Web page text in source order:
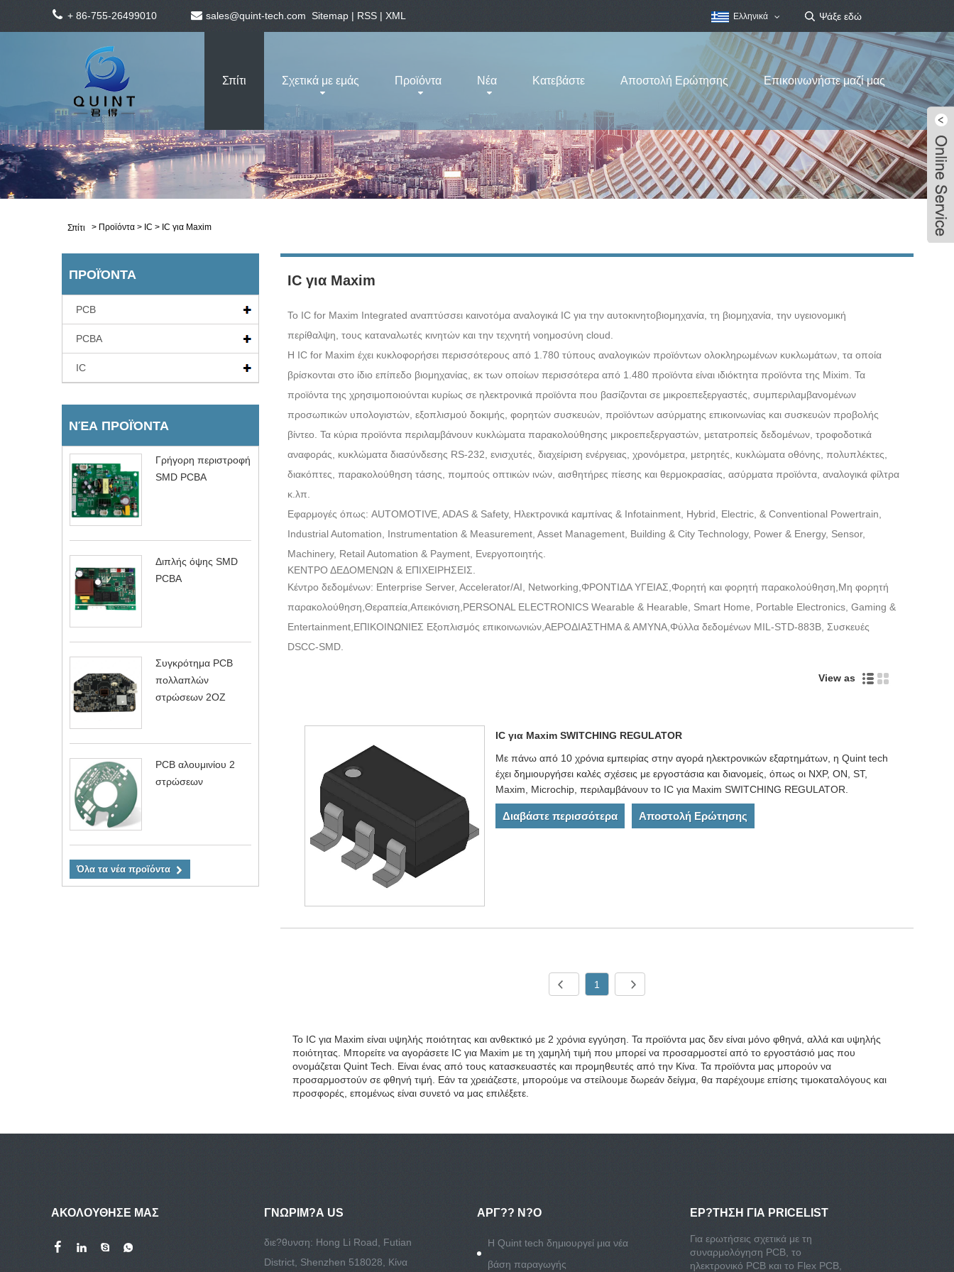
+ 86-755-26499010 sales@quint-tech.com Sitemap | RSS | XML Ελληνικά
Σπίτι Σχετικά με εμάς Προϊόντα Νέα Κατεβάστε Αποστολή Ερώτησης Επικοινωνήστε μαζί μας
Σπίτι > Προϊόντα > IC > IC για Maxim
ΠΡΟΪΌΝΤΑ
PCB
PCBA
IC
ΝΈΑ ΠΡΟΪΌΝΤΑ
Γρήγορη περιστροφή
SMD PCBA
Διπλής όψης SMD
PCBA
Συγκρότημα PCB
πολλαπλών
στρώσεων 2OZ
PCB αλουμινίου 2
στρώσεων
Όλα τα νέα προϊόντα
IC για Maxim
Το IC for Maxim Integrated αναπτύσσει καινοτόμα αναλογικά IC για την αυτοκινητοβιομηχανία, τη βιομηχανία, την υγειονομική
περίθαλψη, τους καταναλωτές κινητών και την τεχνητή νοημοσύνη cloud.
Η IC for Maxim έχει κυκλοφορήσει περισσότερους από 1.780 τύπους αναλογικών προϊόντων ολοκληρωμένων κυκλωμάτων, τα οποία
βρίσκονται στο ίδιο επίπεδο βιομηχανίας, εκ των οποίων περισσότερα από 1.480 προϊόντα είναι ιδιόκτητα προϊόντα της Mixim. Τα
προϊόντα της χρησιμοποιούνται κυρίως σε ηλεκτρονικά προϊόντα που βασίζονται σε μικροεπεξεργαστές, συμπεριλαμβανομένων
προσωπικών υπολογιστών, εξοπλισμού δοκιμής, φορητών συσκευών, προϊόντων ασύρματης επικοινωνίας και συσκευών προβολής
βίντεο. Τα κύρια προϊόντα περιλαμβάνουν κυκλώματα παρακολούθησης μικροεπεξεργαστών, μετατροπείς δεδομένων, τροφοδοτικά
αναφοράς, κυκλώματα διασύνδεσης RS-232, ενισχυτές, διαχείριση ενέργειας, χρονόμετρα, μετρητές, κυκλώματα οθόνης, πολυπλέκτες,
διακόπτες, παρακολούθηση τάσης, πομπούς οπτικών ινών, αισθητήρες πίεσης και θερμοκρασίας, ασύρματα προϊόντα, αναλογικά φίλτρα
κ.λπ.
Εφαρμογές όπως: AUTOMOTIVE, ADAS & Safety, Ηλεκτρονικά καμπίνας & Infotainment, Hybrid, Electric, & Conventional Powertrain,
Industrial Automation, Instrumentation & Measurement, Asset Management, Building & City Technology, Power & Energy, Sensor,
Machinery, Retail Automation & Payment, Ενεργοποιητής.
ΚΕΝΤΡΟ ΔΕΔΟΜΕΝΩΝ & ΕΠΙΧΕΙΡΗΣΕΙΣ.
Κέντρο δεδομένων: Enterprise Server, Accelerator/AI, Networking, ΦΡΟΝΤΙΔΑ ΥΓΕΙΑΣ, Φορητή και φορητή παρακολούθηση, Μη φορητή
παρακολούθηση, Θεραπεία, Απεικόνιση, PERSONAL ELECTRONICS Wearable & Hearable, Smart Home, Portable Electronics, Gaming &
Entertainment, ΕΠΙΚΟΙΝΩΝΙΕΣ Εξοπλισμός επικοινωνιών, ΑΕΡΟΔΙΑΣΤΗΜΑ & ΑΜΥΝΑ, Φύλλα δεδομένων MIL-STD-883B, Συσκευές
DSCC-SMD.
View as
IC για Maxim SWITCHING REGULATOR
Με πάνω από 10 χρόνια εμπειρίας στην αγορά ηλεκτρονικών εξαρτημάτων, η Quint tech
έχει δημιουργήσει καλές σχέσεις με εργοστάσια και διανομείς, όπως οι NXP, ON, ST,
Maxim, Microchip, περιλαμβάνουν το IC για Maxim SWITCHING REGULATOR.
Διαβάστε περισσότερα Αποστολή Ερώτησης
1
Το IC για Maxim είναι υψηλής ποιότητας και ανθεκτικό με 2 χρόνια εγγύηση. Τα προϊόντα μας δεν είναι μόνο φθηνά, αλλά και υψηλής
ποιότητας. Μπορείτε να αγοράσετε IC για Maxim με τη χαμηλή τιμή που μπορεί να προσαρμοστεί από το εργοστάσιό μας που
ονομάζεται Quint Tech. Είναι ένας από τους κατασκευαστές και προμηθευτές από την Κίνα. Τα προϊόντα μας μπορούν να
προσαρμοστούν σε φθηνή τιμή. Εάν τα χρειάζεστε, μπορούμε να στείλουμε δωρεάν δείγμα, θα παρέχουμε επίσης τιμοκαταλόγους και
προσφορές, επομένως είναι συνετό να μας επιλέξετε.
ΑΚΟΛΟΥΘΗΣΕ ΜΑΣ ΓΝΩΡΙΜ?Α US
διε?θυνση: Hong Li Road, Futian
District, Shenzhen 518028, Κίνα
ΑΡΓ?? Ν?Ο
Η Quint tech δημιουργεί μια νέα
βάση παραγωγής
ΕΡ?ΤΗΣΗ ΓΙΑ PRICELIST
Για ερωτήσεις σχετικά με τη
συναρμολόγηση PCB, το
ηλεκτρονικό PCB και το Flex PCB,